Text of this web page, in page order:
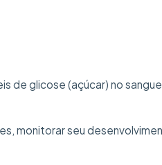
de glicose (açúcar) no sangue
monitorar seu